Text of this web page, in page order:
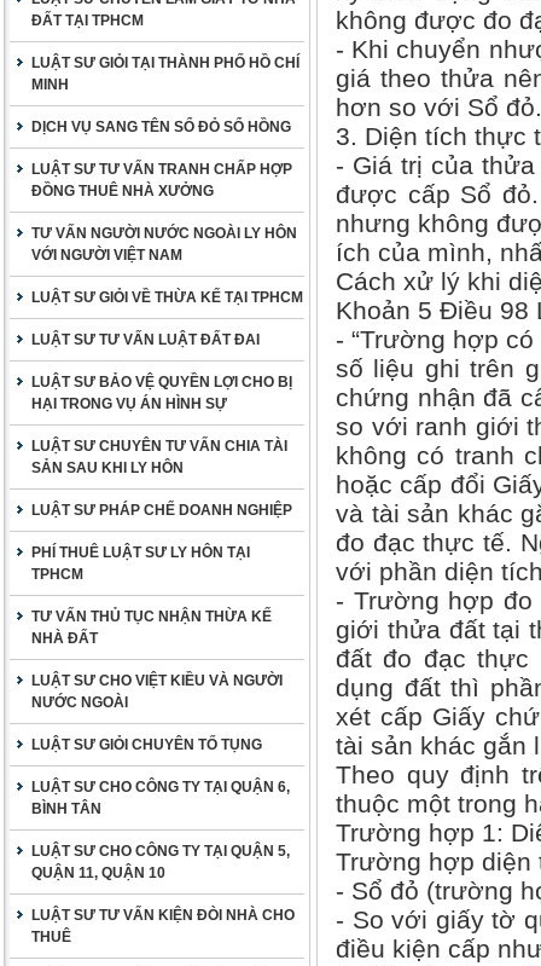
ĐẤT TẠI TPHCM
LUẬT SƯ GIỎI TẠI THÀNH PHỐ HỒ CHÍ
MINH
DỊCH VỤ SANG TÊN SỔ ĐỎ SỔ HỒNG
LUẬT SƯ TƯ VẤN TRANH CHẤP HỢP
ĐỒNG THUÊ NHÀ XƯỞNG
TƯ VẤN NGƯỜI NƯỚC NGOÀI LY HÔN
VỚI NGƯỜI VIỆT NAM
LUẬT SƯ GIỎI VỀ THỪA KẾ TẠI TPHCM
LUẬT SƯ TƯ VẤN LUẬT ĐẤT ĐAI
LUẬT SƯ BẢO VỆ QUYỀN LỢI CHO BỊ
HẠI TRONG VỤ ÁN HÌNH SỰ
LUẬT SƯ CHUYÊN TƯ VẤN CHIA TÀI
SẢN SAU KHI LY HÔN
LUẬT SƯ PHÁP CHẾ DOANH NGHIỆP
PHÍ THUÊ LUẬT SƯ LY HÔN TẠI
TPHCM
TƯ VẤN THỦ TỤC NHẬN THỪA KẾ
NHÀ ĐẤT
LUẬT SƯ CHO VIỆT KIỀU VÀ NGƯỜI
NƯỚC NGOÀI
LUẬT SƯ GIỎI CHUYÊN TỐ TỤNG
LUẬT SƯ CHO CÔNG TY TẠI QUẬN 6,
BÌNH TÂN
LUẬT SƯ CHO CÔNG TY TẠI QUẬN 5,
QUẬN 11, QUẬN 10
LUẬT SƯ TƯ VẤN KIỆN ĐÒI NHÀ CHO
THUÊ
không được đo
- Khi chuyển
giá theo thửa
hơn so với Sổ đỏ.
3. Diện tích thực
- Giá trị của
được cấp Sổ
nhưng không
ích của mình,
Cách xử lý khi
Khoản 5 Điều 98
- “Trường hợp
số liệu ghi trên
chứng nhận đã
so với ranh giới
không có tranh
hoặc cấp đổi
và tài sản khác
đo đạc thực tế.
với phần diện
- Trường hợp
giới thửa đất tại
đất đo đạc
dụng đất thì
xét cấp Giấy
tài sản khác gắn
Theo quy định
thuộc một trong
Trường hợp 1:
Trường hợp diện
- Sổ đỏ (trường
- So với giấy tờ
điều kiện cấp